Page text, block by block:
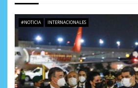
d
e
e
n
t
#NOTICIA INTERNACIONALES